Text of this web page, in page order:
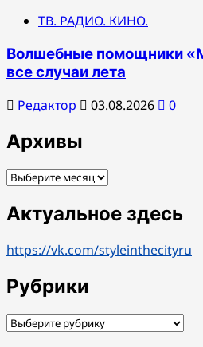
ТВ. РАДИО. КИНО.
Волшебные помощники
все случаи лета
Редактор 03.08.2026 0
Архивы
Архивы
Актуальное здесь
https://vk.com/styleinthecityru
Рубрики
Рубрики